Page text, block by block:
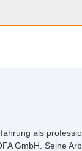
als
GmbH. Seine